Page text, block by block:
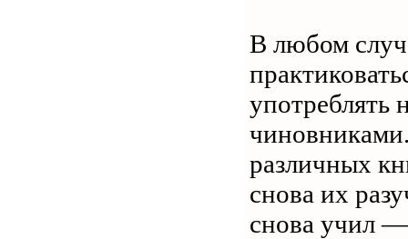
В любом
употреблять
различных
снова их
снова учил —